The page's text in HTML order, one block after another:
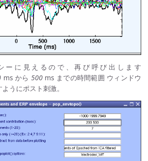
ーに見えるので、再び呼び出します
ms から 500ms までの時間範囲 ウィンドウ
うにポスト刺激。